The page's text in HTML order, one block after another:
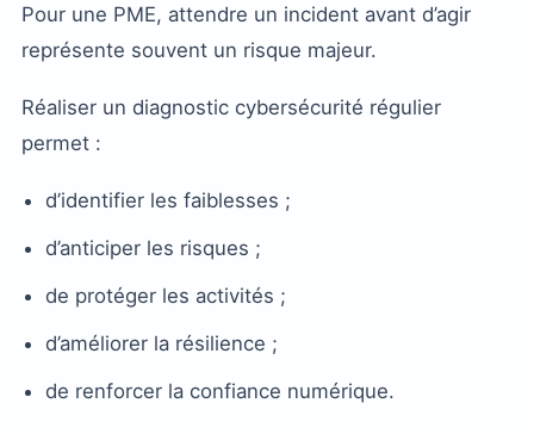
Pour une PME, attendre un incident avant d’agir
représente souvent un risque majeur.
Réaliser un diagnostic cybersécurité régulier
permet :
d’identifier les faiblesses ;
d’anticiper les risques ;
de protéger les activités ;
d’améliorer la résilience ;
de renforcer la confiance numérique.